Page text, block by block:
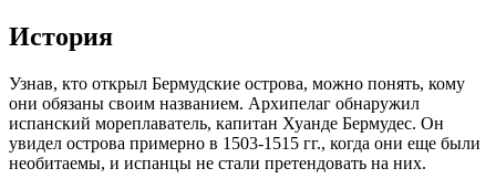
История
Узнав, кто открыл Бермудские острова, можно понять, кому
они обязаны своим названием. Архипелаг обнаружил
испанский мореплаватель, капитан Хуанде Бермудес. Он
увидел острова примерно в 1503-1515 гг., когда они еще были
необитаемы, и испанцы не стали претендовать на них.